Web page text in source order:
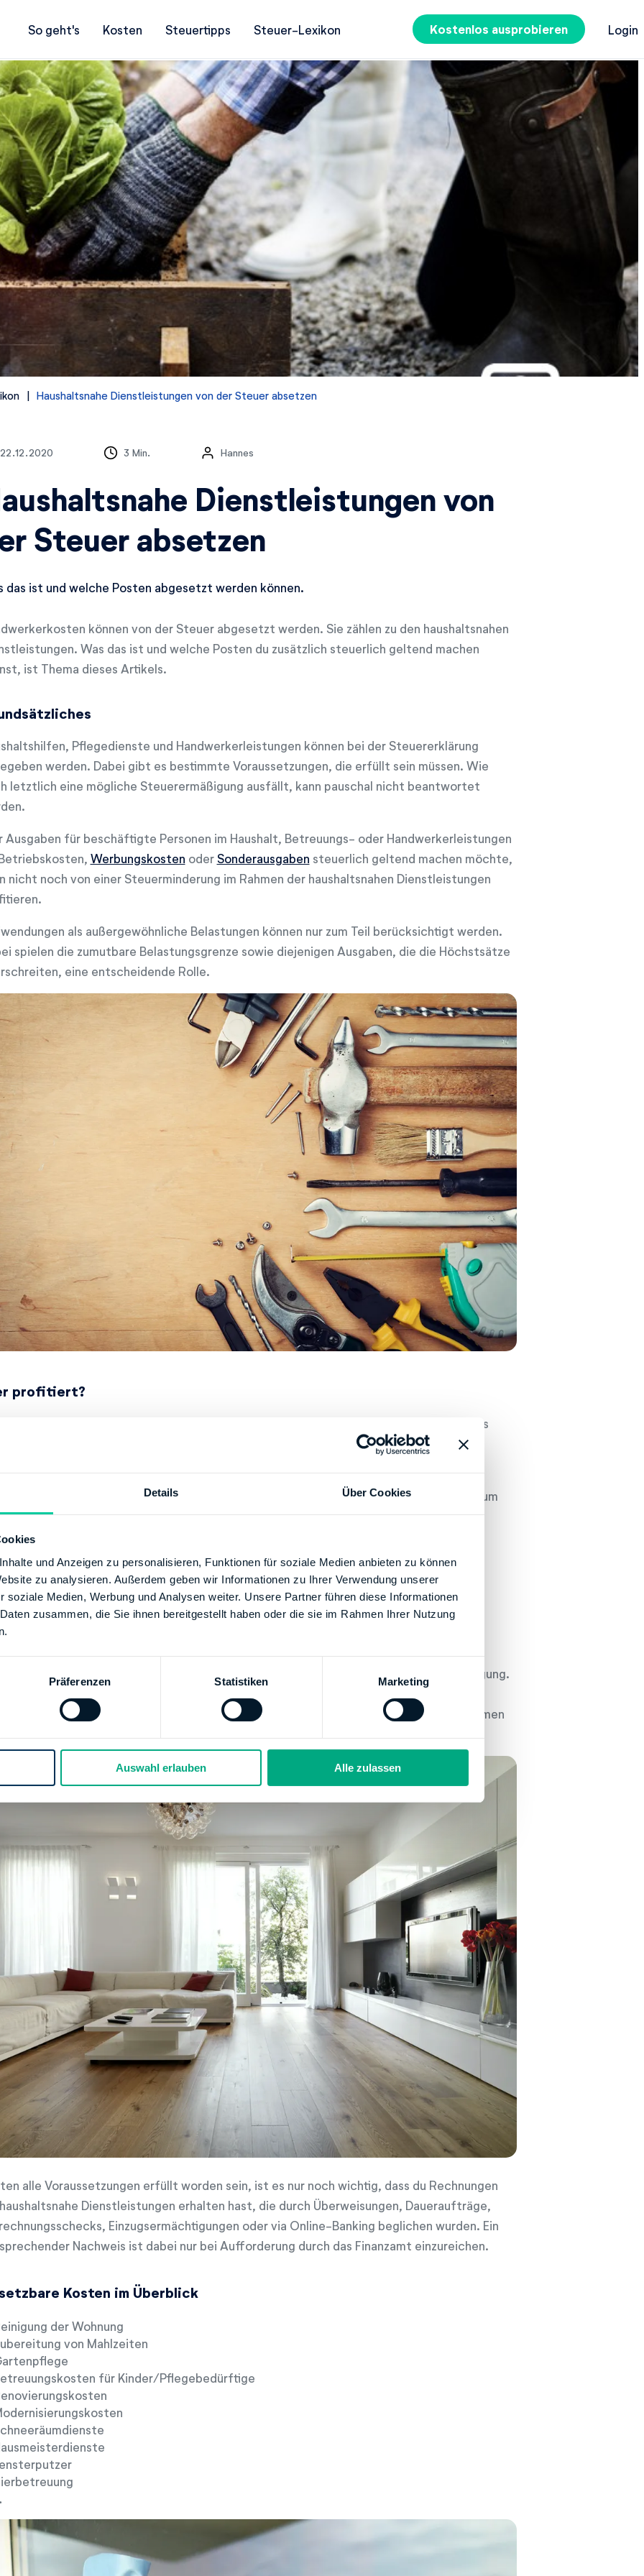
Details Über Cookies
und Anzeigen zu personalisieren, Funktionen für soziale Medien anbieten zu können
zu analysieren. Außerdem geben wir Informationen zu Ihrer Verwendung unserer
soziale Medien, Werbung und Analysen weiter. Unsere Partner führen diese Informationen
zusammen, die Sie ihnen bereitgestellt haben oder die sie im Rahmen Ihrer Nutzung
Präferenzen Statistiken Marketing
Auswahl erlauben Alle zulassen
So geht's Kosten Steuertipps Steuer-Lexikon Kostenlos ausprobieren Login
Haushaltsnahe Dienstleistungen von der Steuer absetzen
22.12.2020 3 Min. Hannes
Dienstleistungen von
Steuer absetzen
das ist und welche Posten abgesetzt werden können.
können von der Steuer abgesetzt werden. Sie zählen zu den haushaltsnahen
Was das ist und welche Posten du zusätzlich steuerlich geltend machen
ist Thema dieses Artikels.
Pflegedienste und Handwerkerleistungen können bei der Steuererklärung
werden. Dabei gibt es bestimmte Voraussetzungen, die erfüllt sein müssen. Wie
letztlich eine mögliche Steuerermäßigung ausfällt, kann pauschal nicht beantwortet
Ausgaben für beschäftigte Personen im Haushalt, Betreuungs- oder Handwerkerleistungen
Werbungskosten oder Sonderausgaben steuerlich geltend machen möchte,
nicht noch von einer Steuerminderung im Rahmen der haushaltsnahen Dienstleistungen
als außergewöhnliche Belastungen können nur zum Teil berücksichtigt werden.
spielen die zumutbare Belastungsgrenze sowie diejenigen Ausgaben, die die Höchstsätze
eine entscheidende Rolle.
profitiert?
einer Steuerermäßigung profitieren kann jeder, der als Arbeit- bzw. Auftraggeber eines
Beschäftigungsverhältnisses Leistungen eines Pflegers, Betreuuers oder
Mieter können haushaltsnahe Dienstleistungen von der Steuer absetzen, sofern sie zum
ihre Wohnung renovieren lassen.
Arbeiten, die in der EU (Europäische Union) oder dem EWR (Europäischer
stattfinden, können Steuerermäßigungen geltend gemacht werden. Des
solltest du wissen, dass Pflege- und Betreuungskosten, die im Haushalt der zu
Person geleistet wurden, ebenfalls berücksichtigt werden. Auch Zweit-,
und Ferienwohnungen im Inland/EU/EWR finden beim Finanzamt Berücksichtigung.
dass für alle Wohnungstypen nur einmalig der Höchstbetrag in Anspruch genommen
alle Voraussetzungen erfüllt worden sein, ist es nur noch wichtig, dass du Rechnungen
Dienstleistungen erhalten hast, die durch Überweisungen, Daueraufträge,
Einzugsermächtigungen oder via Online-Banking beglichen wurden. Ein
Nachweis ist dabei nur bei Aufforderung durch das Finanzamt einzureichen.
Kosten im Überblick
der Wohnung
von Mahlzeiten
für Kinder/Pflegebedürftige